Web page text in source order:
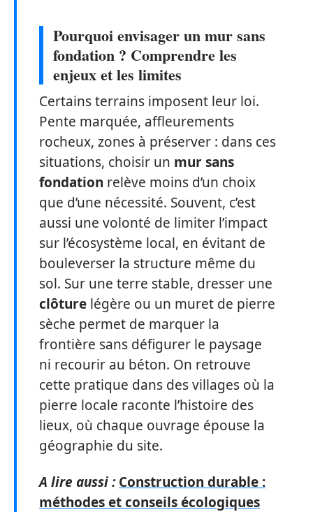
Pourquoi envisager un mur sans
fondation ? Comprendre les
enjeux et les limites
Certains terrains imposent leur loi.
Pente marquée, affleurements
rocheux, zones à préserver : dans ces
situations, choisir un mur sans
fondation relève moins d’un choix
que d’une nécessité. Souvent, c’est
aussi une volonté de limiter l’impact
sur l’écosystème local, en évitant de
bouleverser la structure même du
sol. Sur une terre stable, dresser une
clôture légère ou un muret de pierre
sèche permet de marquer la
frontière sans défigurer le paysage
ni recourir au béton. On retrouve
cette pratique dans des villages où la
pierre locale raconte l’histoire des
lieux, où chaque ouvrage épouse la
géographie du site.
A lire aussi : Construction durable :
méthodes et conseils écologiques